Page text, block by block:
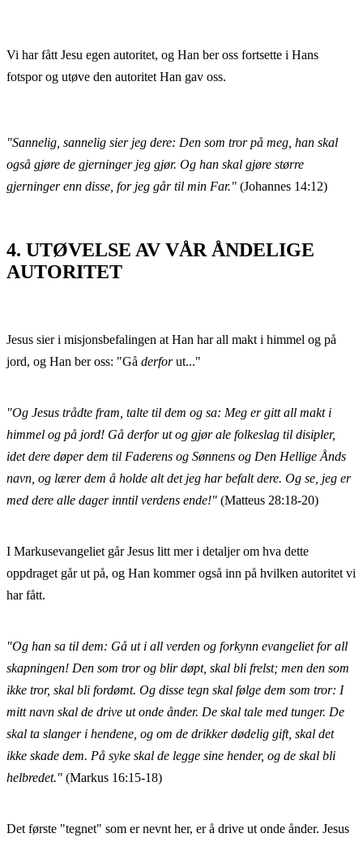
Vi har fått Jesu egen autoritet, og Han ber oss fortsette i Hans
fotspor og utøve den autoritet Han gav oss.
"Sannelig, sannelig sier jeg dere: Den som tror på meg, han skal
også gjøre de gjerninger jeg gjør. Og han skal gjøre større
gjerninger enn disse, for jeg går til min Far." (Johannes 14:12)
4. UTØVELSE AV VÅR ÅNDELIGE
AUTORITET
Jesus sier i misjonsbefalingen at Han har all makt i himmel og på
jord, og Han ber oss: "Gå derforut..."
"Og Jesus trådte fram, talte til dem og sa: Meg er gitt all makt i
himmel og på jord! Gå derfor ut og gjør ale folkeslag til disipler,
idet dere døper dem til Faderens og Sønnens og Den Hellige Ånds
navn, og lærer dem å holde alt det jeg har befalt dere. Og se, jeg er
med dere alle dager inntil verdens ende!" (Matteus 28:18-20)
I Markusevangeliet går Jesus litt mer i detaljer om hva dette
oppdraget går ut på, og Han kommer også inn på hvilken autoritet vi
har fått.
"Og han sa til dem: Gå ut i all verden og forkynn evangeliet for all
skapningen! Den som tror og blir døpt, skal bli frelst; men den som
ikke tror, skal bli fordømt. Og disse tegn skal følge dem som tror: I
mitt navn skal de drive ut onde ånder. De skal tale med tunger. De
skal ta slanger i hendene, og om de drikker dødelig gift, skal det
ikke skade dem. På syke skal de legge sine hender, og de skal bli
helbredet." (Markus 16:15-18)
Det første "tegnet" som er nevnt her, er å drive ut onde ånder. Jesus